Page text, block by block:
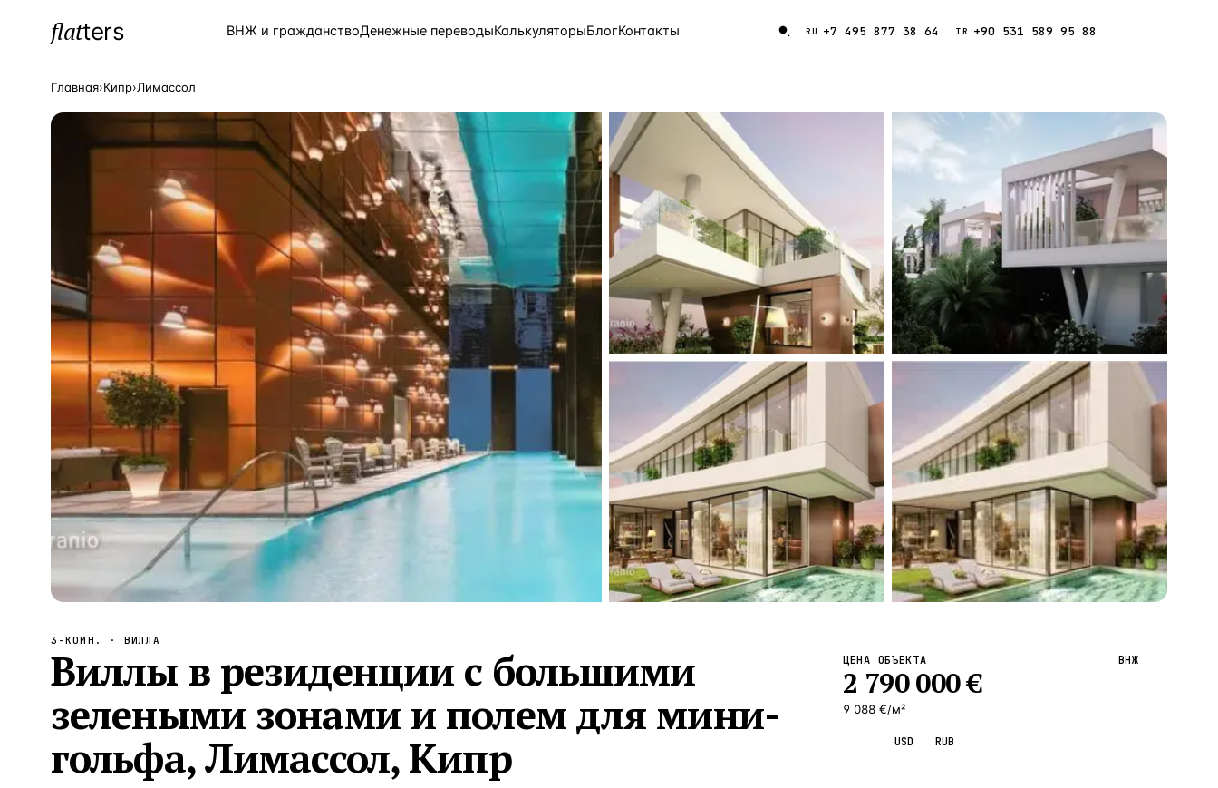
flatters ВНЖ и гражданствоДенежные переводыКалькуляторыБлогКонтакты RU +7 495 877 38 64 TR +90 531 589 95 88
ПОПУЛЯРНЫЕ НАПРАВЛЕНИЯ
9 143 объекта
8 554 объекта
Испания —Страна 5 430 объектов
Кипр Страна 3 906 объектов
Таиланд 2 948 объектов
Греция — Страна 2 797 объектов
Сочи —Локация
—Локация
Бангкок —Локация Таиланд · 2 172
Новороссийск —Локация Россия · 2 106
Стамбул —Локация
Локация
ЧАСТО ИЩУТ
Россия
Таиланд
Греция
Главная›Кипр›Лимассол
3-КОМН. · ВИЛЛА
Виллы в резиденции с большими
зелеными зонами и полем для мини-
гольфа, Лимассол, Кипр
ЦЕНА ОБЪЕКТА
2 790 000€
9 088 €/м²
ВНЖ
USD RUB